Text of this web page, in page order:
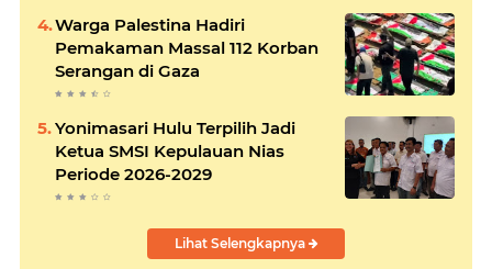
Warga Palestina Hadiri
Pemakaman Massal 112 Korban
Serangan di Gaza
Yonimasari Hulu Terpilih Jadi
Ketua SMSI Kepulauan Nias
Periode 2026-2029
Lihat Selengkapnya